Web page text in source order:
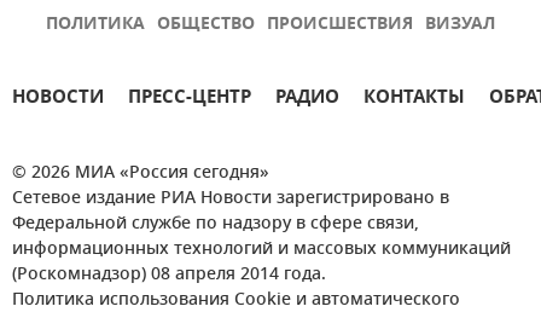
ПОЛИТИКА ОБЩЕСТВО ПРОИСШЕСТВИЯ ВИЗУАЛ
НОВОСТИ ПРЕСС-ЦЕНТР РАДИО КОНТАКТЫ
© 2026 МИА «Россия сегодня»
Сетевое издание РИА Новости зарегистрировано в
Федеральной службе по надзору в сфере связи,
информационных технологий и массовых коммуникаций
(Роскомнадзор) 08 апреля 2014 года.
Политика использования Cookie и автоматического